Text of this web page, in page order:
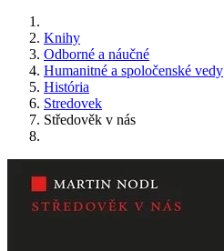
Knihy
Odborné a náučné
Humanitné a spoločenské vedy
História
Stredovek
Středověk v nás